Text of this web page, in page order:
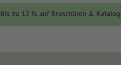
Bis zu 12 % auf Broschüren &